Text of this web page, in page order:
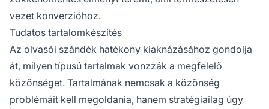
vezet konverzióhoz.
Tudatos tartalomkészítés
Az olvasói szándék hatékony kiaknázásához gondolja
át, milyen típusú tartalmak vonzzák a megfelelő
közönséget. Tartalmának nemcsak a közönség
problémáit kell megoldania, hanem stratégiailag úgy